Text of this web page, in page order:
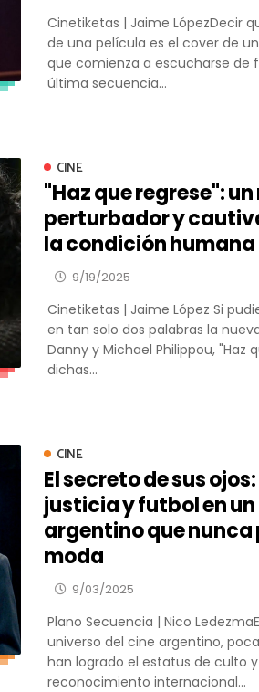
Cinetiketas | Jaime LópezDecir
de una película es el cover de
que comienza a escucharse de
última secuencia...
CINE
"Haz que regrese":
perturbador y
la condición humana
9/19/2025
Cinetiketas | Jaime López Si
en tan solo dos palabras la
Danny y Michael Philippou, "Haz
dichas...
CINE
El secreto de sus
justicia y futbol en
argentino que nunca
moda
9/03/2025
Plano Secuencia | Nico
universo del cine argentino,
han logrado el estatus de culto y
reconocimiento internacional...